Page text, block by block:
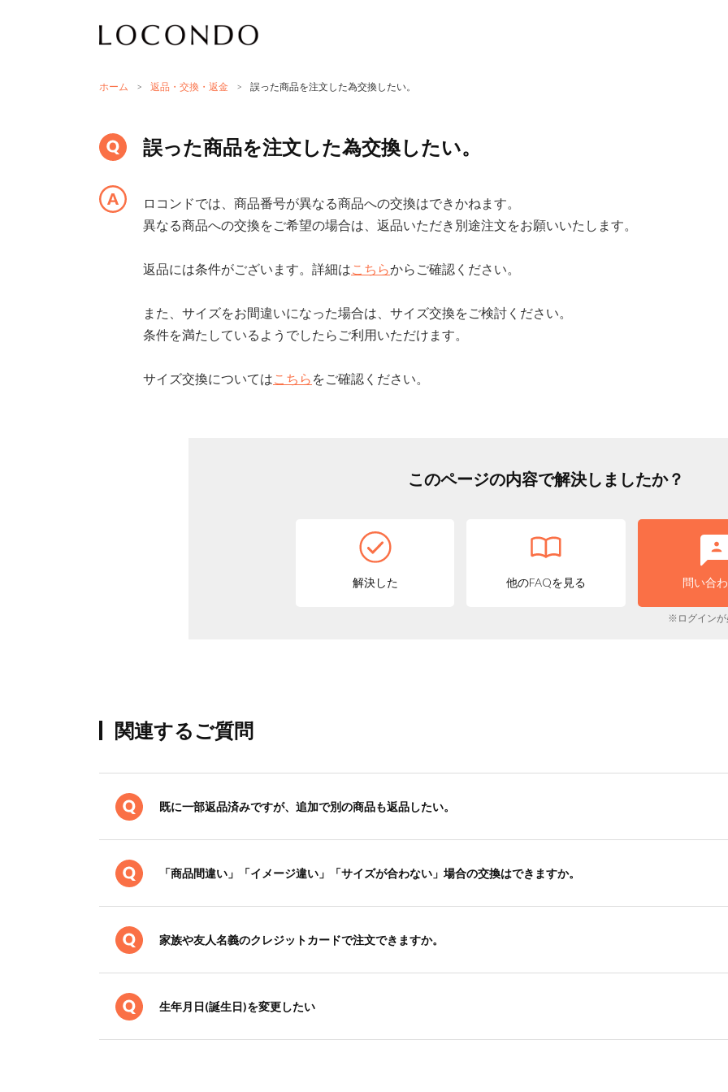
ホーム > 返品・交換・返金 > 誤った商品を注文した為交換したい。
誤った商品を注文した為交換したい。
ロコンドでは、商品番号が異なる商品への交換はできかねます。
異なる商品への交換をご希望の場合は、返品いただき別途注文をお願いいたします。
返品には条件がございます。詳細はこちらからご確認ください。
また、サイズをお間違いになった場合は、サイズ交換をご検討ください。
条件を満たしているようでしたらご利用いただけます。
サイズ交換についてはこちら をご確認ください。
このページの内容で解決しましたか？
解決した 他のFAQを見る 問い合
※ログインが
関連するご質問
既に一部返品済みですが、追加で別の商品も返品したい。
「商品間違い」「イメージ違い」「サイズが合わない」場合の交換はできますか。
家族や友人名義のクレジットカードで注文できますか。
生年月日(誕生日)を変更したい